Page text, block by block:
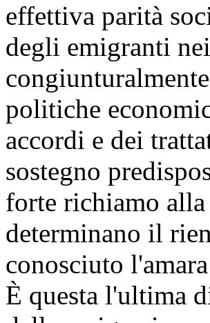
effettiva parità
degli emigranti
politiche
accordi e dei
sostegno
forte richiamo alla
determinano il
conosciuto
È questa l'ultima